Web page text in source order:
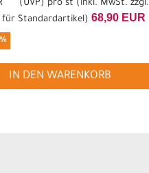
( UVP) pro st (inkl. MwSt. zzgl.
für Standardartikel) 68,90 EUR
IN DEN WARENKORB